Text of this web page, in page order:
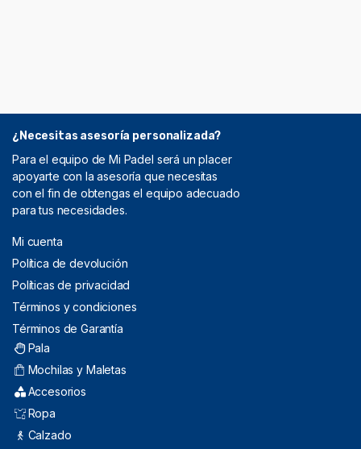
¿Necesitas asesoría personalizada?
Para el equipo de Mi Padel será un placer
apoyarte con la asesoría que necesitas
con el fin de obtengas el equipo adecuado
para tus necesidades.
Mi cuenta
Política de devolución
Políticas de privacidad
Términos y condiciones
Términos de Garantía
Pala
Mochilas y Maletas
Accesorios
Ropa
Calzado